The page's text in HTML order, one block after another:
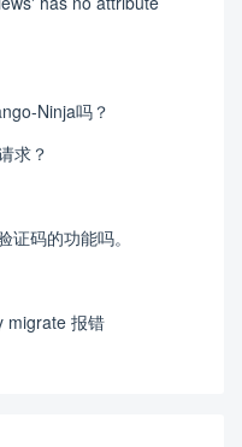
Ninja吗？
求？
码的功能吗。
migrate 报错